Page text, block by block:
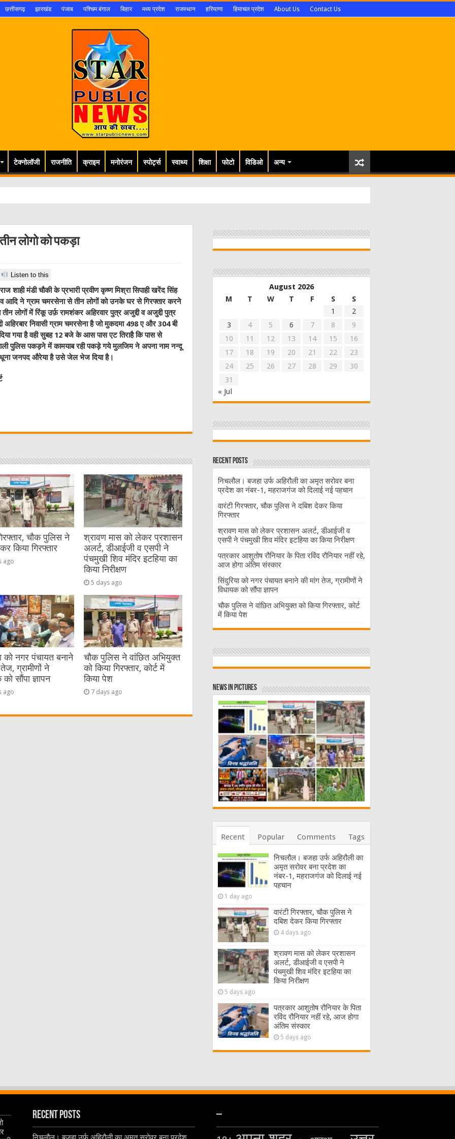
छत्तीसगढ़ झारखंड पंजाब पश्चिम बंगाल बिहार मध्य प्रदेश राजस्थान हरियाणा हिमाचल प्रदेश About Us Contact Us
टेक्नोलॉजी राजनीति क्राइम मनोरंजन स्पोर्ट्स स्वाथ्य शिक्षा फोटो विडिओ अन्य
लोगो को पकड़ा
Listen to this
शाही मंडी चौकी के प्रभारी प्रवीण कृष्ण मिश्रा सिपाही खरेंद सिंह
आदि ने ग्राम चमरसेना से तीन लोगों को उनके घर से गिरफ्तार करने
लोगों में रिंकू उर्फ़ रामशंकर अहिरवार पुत्र अजुद्दी व अजुद्दी पुत्र
निवासी ग्राम चमरसेना है जो मुकदमा 498 ए और 304 बी
गया है वही सुबह 12 बजे के आस पास एट तिराहै कि पास से
पुलिस पकड़ने में कामयाब रही पकड़े गये मुलजिम ने अपना नाम नन्दू
जनपद औरेया है उसे जेल भेज दिया है।
चौक पुलिस ने
किया गिरफ्तार
ago
श्रावण मास को लेकर प्रशासन
अलर्ट, डीआईजी व एसपी ने
पंचमुखी शिव मंदिर इटहिया का
किया निरीक्षण
5 days ago
को नगर पंचायत बनाने
ग्रामीणों ने
सौंपा ज्ञापन
ago
चौक पुलिस ने वांछित अभियुक्त
को किया गिरफ्तार, कोर्ट में
किया पेश
7 days ago
August 2026
M
T W T F S
S
1
2
3
4 5 6 7 8
9
10
11 12 13 14 15
16
17
18 19 20 21 22
23
24
25 26 27 28 29
30
31
« Jul
Recent Posts
निचलौल। बजहा उर्फ अहिरौली का अमृत सरोवर बना
प्रदेश का नंबर-1, महराजगंज को दिलाई नई पहचान
वारंटी गिरफ्तार, चौक पुलिस ने दबिश देकर किया
गिरफ्तार
श्रावण मास को लेकर प्रशासन अलर्ट, डीआईजी व
एसपी ने पंचमुखी शिव मंदिर इटहिया का किया निरीक्षण
पत्रकार आशुतोष रौनियार के पिता रविंद रौनियार नहीं रहे,
आज होगा अंतिम संस्कार
सिंदुरिया को नगर पंचायत बनाने की मांग तेज, ग्रामीणों ने
विधायक को सौंपा ज्ञापन
चौक पुलिस ने वांछित अभियुक्त को किया गिरफ्तार, कोर्ट
में किया पेश
News in Pictures
Recent Popular Comments Tags
निचलौल। बजहा उर्फ अहिरौली का
अमृत सरोवर बना प्रदेश का
नंबर-1, महराजगंज को दिलाई नई
पहचान
1 day ago
वारंटी गिरफ्तार, चौक पुलिस ने
दबिश देकर किया गिरफ्तार
4 days ago
श्रावण मास को लेकर प्रशासन
अलर्ट, डीआईजी व एसपी ने
पंचमुखी शिव मंदिर इटहिया का
किया निरीक्षण
5 days ago
पत्रकार आशुतोष रौनियार के पिता
रविंद रौनियार नहीं रहे, आज होगा
अंतिम संस्कार
5 days ago
Recent Posts –